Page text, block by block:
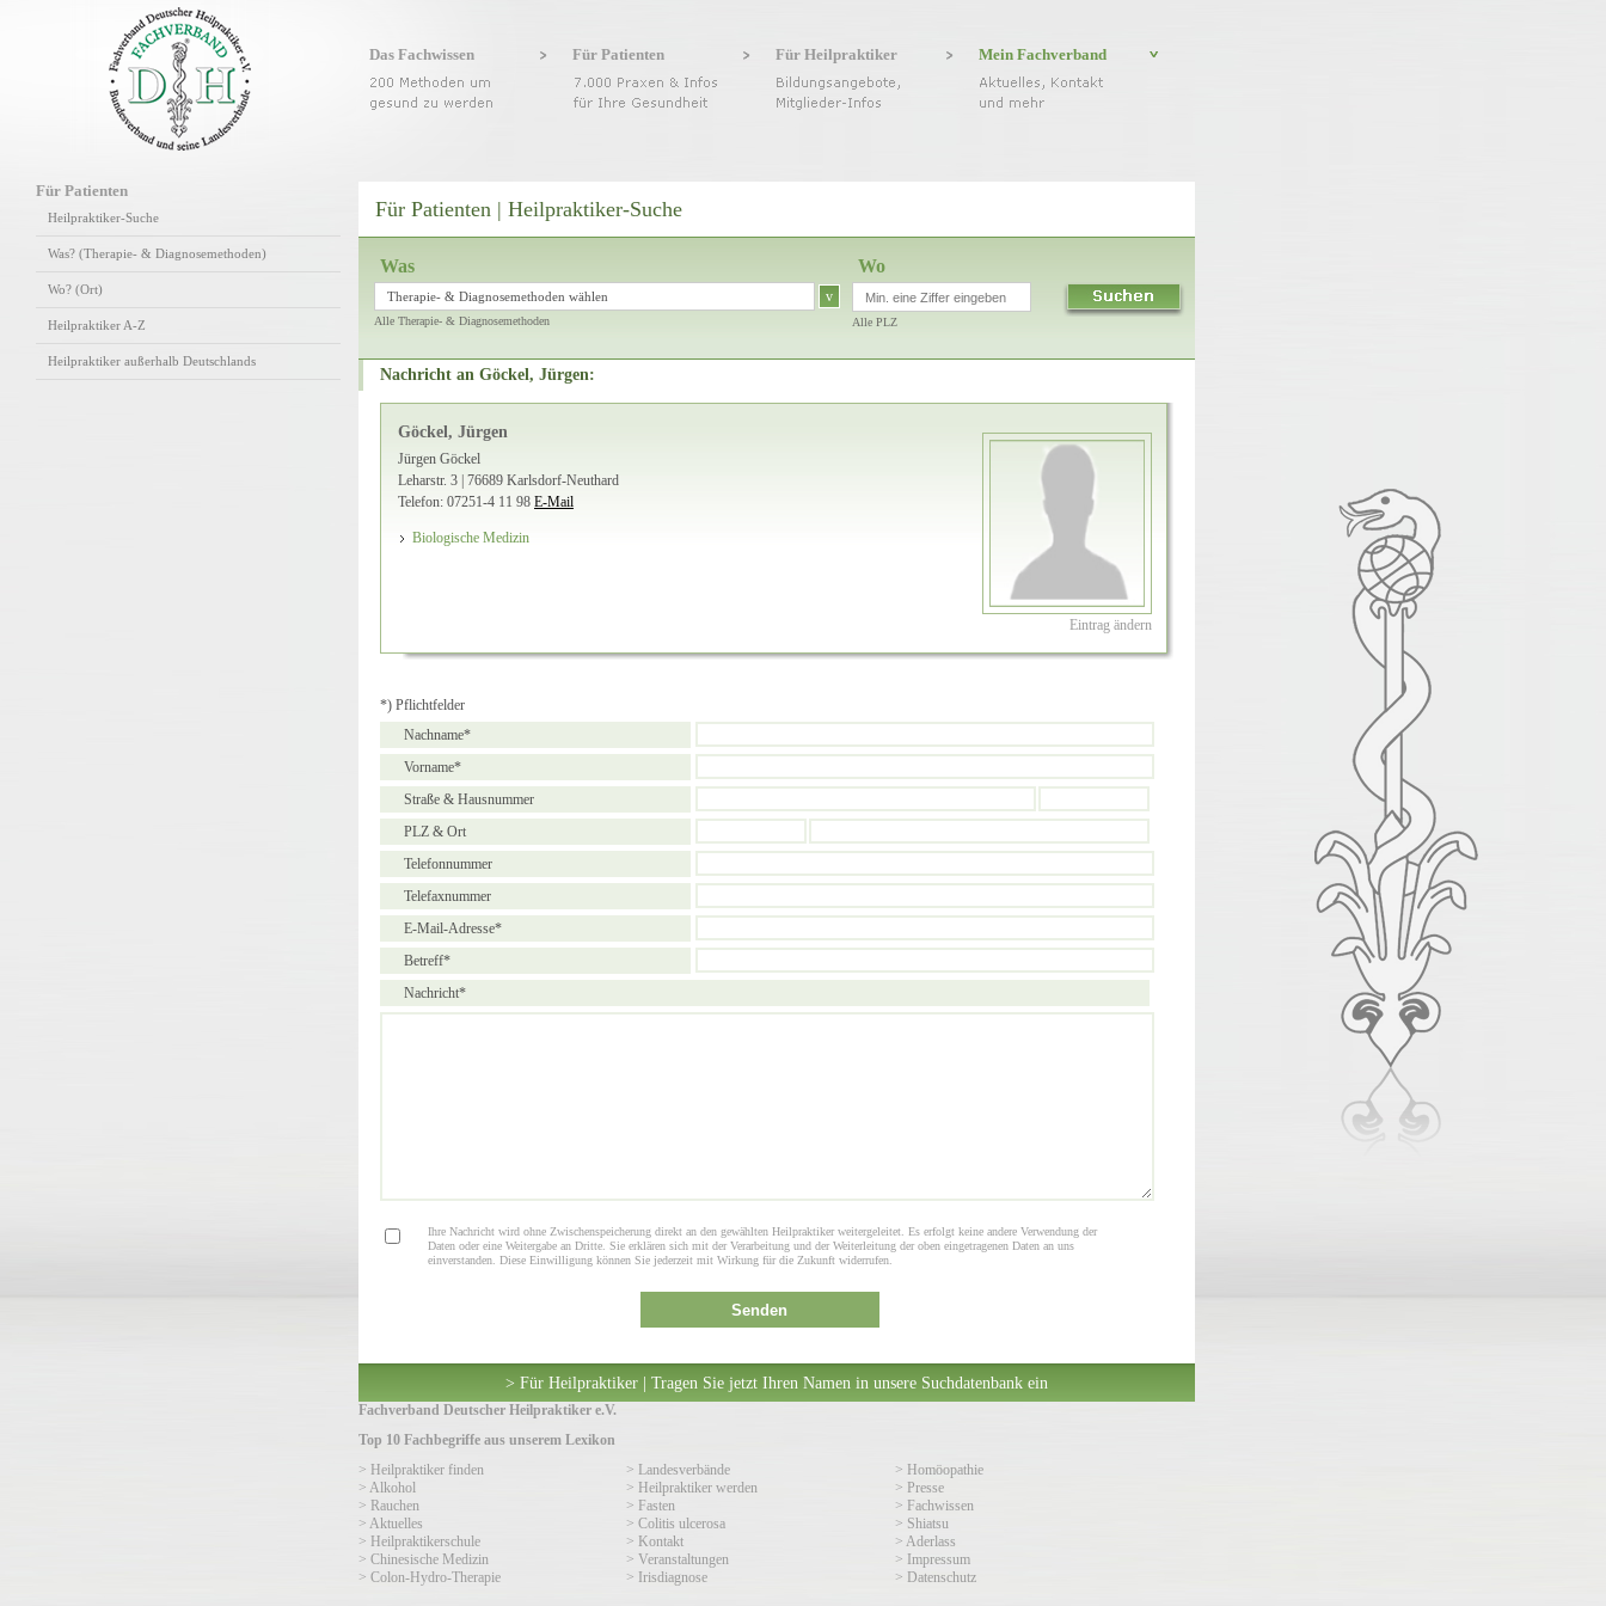
Das Fachwissen Für Patienten Für Heilpraktiker Mein Fachverband
Für Patienten
Heilpraktiker-Suche
Was? (Therapie- & Diagnosemethoden)
Wo? (Ort)
Heilpraktiker A-Z
Heilpraktiker außerhalb Deutschlands
Für Patienten | Heilpraktiker-Suche
Was
Therapie- & Diagnosemethoden wählen v
Alle Therapie- & Diagnosemethoden
Wo
Alle PLZ
Nachricht an Göckel, Jürgen:
Eintrag ändern
Göckel, Jürgen
Jürgen Göckel
Leharstr. 3 | 76689 Karlsdorf-Neuthard
Telefon: 07251-4 11 98 E-Mail
Biologische Medizin
*) Pflichtfelder
Nachname*
Vorname*
Straße & Hausnummer
PLZ & Ort
Telefonnummer
Telefaxnummer
E-Mail-Adresse*
Betreff*
Nachricht*
Ihre Nachricht wird ohne Zwischenspeicherung direkt an den gewählten Heilpraktiker weitergeleitet. Es erfolgt keine andere Verwendung der
Daten oder eine Weitergabe an Dritte. Sie erklären sich mit der Verarbeitung und der Weiterleitung der oben eingetragenen Daten an uns
einverstanden. Diese Einwilligung können Sie jederzeit mit Wirkung für die Zukunft widerrufen.
Senden
> Für Heilpraktiker | Tragen Sie jetzt Ihren Namen in unsere Suchdatenbank ein
Fachverband Deutscher Heilpraktiker e.V.
Top 10 Fachbegriffe aus unserem Lexikon
> Heilpraktiker finden
> Landesverbände
> Homöopathie
> Alkohol
> Heilpraktiker werden
> Presse
> Rauchen
> Fasten
> Fachwissen
> Aktuelles
> Colitis ulcerosa
> Shiatsu
> Heilpraktikerschule
> Kontakt
> Aderlass
> Chinesische Medizin
> Veranstaltungen
> Impressum
> Colon-Hydro-Therapie
> Irisdiagnose > Datenschutz